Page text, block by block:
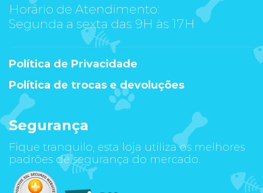
Horário de Atendimento:
Segunda a sexta das 9H às 17H
Política de Privacidade
Política de trocas e devoluções
Segurança
Fique tranquilo, esta loja utiliza os melhores
padrões de segurança do mercado.